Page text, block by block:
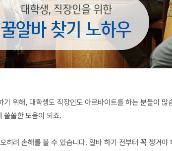
위해, 대학생도 직장인도 아르바이트를 하는 분들이 많
쏠쏠한 도움이 되죠.
히려 손해를 볼 수 있습니다. 알바 하기 전부터 꼭 챙겨야